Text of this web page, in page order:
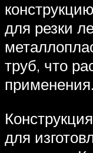
для резки
труб, что
применения.
для